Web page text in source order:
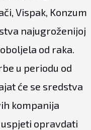
Vispak, Konzum
najugroženijoj
od raka.
u periodu od
će se sredstva
kompanija
uspjeti opravdati